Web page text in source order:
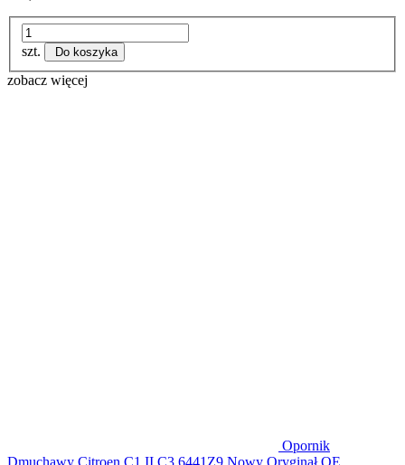
szt. Do koszyka
zobacz więcej
Opornik
Dmuchawy Citroen C1 II C3 6441Z9 Nowy Oryginał OE